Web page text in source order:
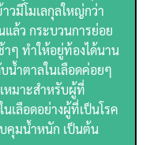
วมีโมเลกุลใหญ่กว่า
ล้ว กระบวนการย่อย
ๆ ทำให้อยู่ท้องได้นาน
น้ำตาลในเลือดค่อยๆ
หมาะสำหรับผู้ที่
เลือดอย่างผู้ที่เป็นโรค
คุมน้ำหนัก เป็นต้น